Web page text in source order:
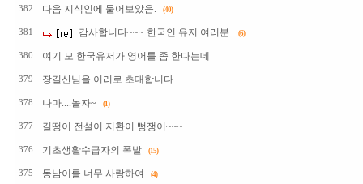
382 다음 지식인에 물어보았음. (40)
381 감사합니다~~~ 한국인 유저 여러분 (6)
380 여기 모 한국유저가 영어를 좀 한다는데
379 장길산님을 이리로 초대합니다
378 나마....놀자~ (1)
377 길떵이 전설이 지환이 뻥쟁이~~~
376 기초생활수급자의 폭발 (15)
375 동남이를 너무 사랑하여 (4)